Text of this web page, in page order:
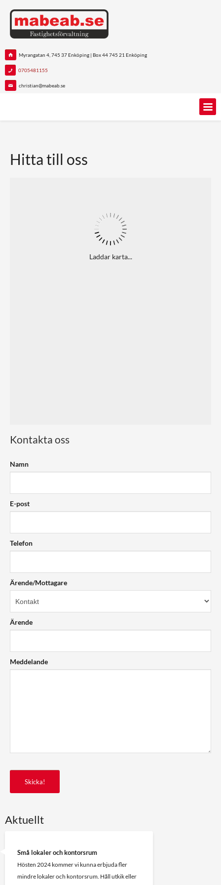
Myrangatan 4, 745 37 Enköping | Box 44 745 21 Enköping
0705481155
christian@mabeab.se
Hitta till oss
Laddar karta...
Kontakta oss
Namn
E-post
Telefon
Ärende/Mottagare
Ärende
Meddelande
Skicka!
Aktuellt
Små lokaler och kontorsrum
Hösten 2024 kommer vi kunna erbjuda fler
mindre lokaler och kontorsrum. Håll utkik eller